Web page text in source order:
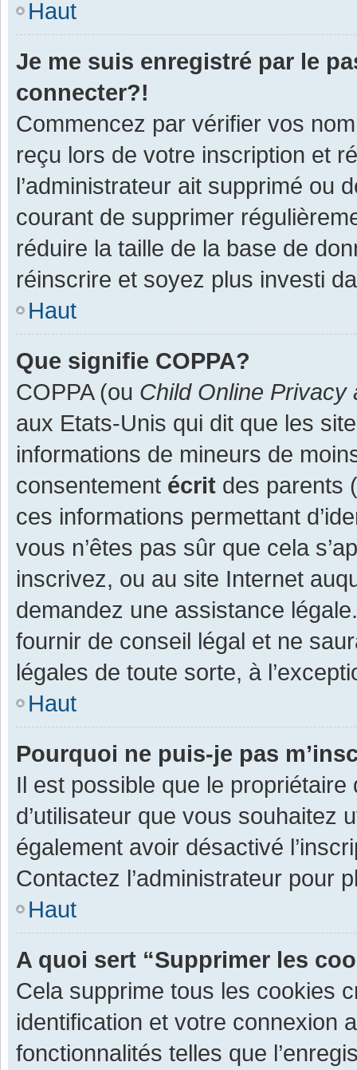
Haut
Je me suis enregistré par le
connecter?!
Commencez par vérifier vos
reçu lors de votre inscription et
l’administrateur ait supprimé ou
courant de supprimer
réduire la taille de la base de
réinscrire et soyez plus investi
Haut
Que signifie COPPA?
COPPA (ou Child Online Privacy
aux Etats-Unis qui dit que les
informations de mineurs de
consentement écrit des parents
ces informations permettant
vous n’êtes pas sûr que cela
inscrivez, ou au site Internet
demandez une assistance
fournir de conseil légal et ne
légales de toute sorte, à
Haut
Pourquoi ne puis-je pas
Il est possible que le
d’utilisateur que vous souhaitez
également avoir désactivé
Contactez l’administrateur pour
Haut
A quoi sert “Supprimer les
Cela supprime tous les cookies
identification et votre connexion
fonctionnalités telles que